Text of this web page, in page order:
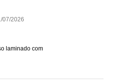
07/2026
laminado com